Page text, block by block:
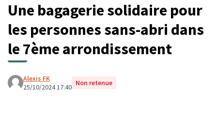
Une bagagerie solidaire pour
les personnes sans-abri dans
le 7ème arrondissement
Alexis FK
25/10/2024 17:40 Non retenue